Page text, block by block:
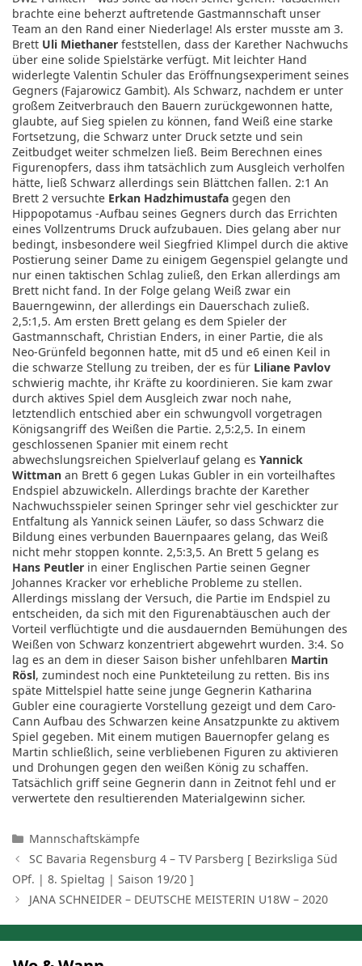
brachte eine beherzt auftretende Gastmannschaft unser
Team an den Rand einer Niederlage! Als erster musste am 3.
Brett Uli Miethaner feststellen, dass der Karether Nachwuchs
über eine solide Spielstärke verfügt. Mit leichter Hand
widerlegte Valentin Schuler das Eröffnungsexperiment seines
Gegners (Fajarowicz Gambit). Als Schwarz, nachdem er unter
großem Zeitverbrauch den Bauern zurückgewonnen hatte,
glaubte, auf Sieg spielen zu können, fand Weiß eine starke
Fortsetzung, die Schwarz unter Druck setzte und sein
Zeitbudget weiter schmelzen ließ. Beim Berechnen eines
Figurenopfers, dass ihm tatsächlich zum Ausgleich verholfen
hätte, ließ Schwarz allerdings sein Blättchen fallen. 2:1 An
Brett 2 versuchte Erkan Hadzhimustafa gegen den
Hippopotamus -Aufbau seines Gegners durch das Errichten
eines Vollzentrums Druck aufzubauen. Dies gelang aber nur
bedingt, insbesondere weil Siegfried Klimpel durch die aktive
Postierung seiner Dame zu einigem Gegenspiel gelangte und
nur einen taktischen Schlag zuließ, den Erkan allerdings am
Brett nicht fand. In der Folge gelang Weiß zwar ein
Bauerngewinn, der allerdings ein Dauerschach zuließ.
2,5:1,5. Am ersten Brett gelang es dem Spieler der
Gastmannschaft, Christian Enders, in einer Partie, die als
Neo-Grünfeld begonnen hatte, mit d5 und e6 einen Keil in
die schwarze Stellung zu treiben, der es für Liliane Pavlov
schwierig machte, ihr Kräfte zu koordinieren. Sie kam zwar
durch aktives Spiel dem Ausgleich zwar noch nahe,
letztendlich entschied aber ein schwungvoll vorgetragen
Königsangriff des Weißen die Partie. 2,5:2,5. In einem
geschlossenen Spanier mit einem recht
abwechslungsreichen Spielverlauf gelang es Yannick
Wittman an Brett 6 gegen Lukas Gubler in ein vorteilhaftes
Endspiel abzuwickeln. Allerdings brachte der Karether
Nachwuchsspieler seinen Springer sehr viel geschickter zur
Entfaltung als Yannick seinen Läufer, so dass Schwarz die
Bildung eines verbunden Bauernpaares gelang, das Weiß
nicht mehr stoppen konnte. 2,5:3,5. An Brett 5 gelang es
Hans Peutler in einer Englischen Partie seinen Gegner
Johannes Kracker vor erhebliche Probleme zu stellen.
Allerdings misslang der Versuch, die Partie im Endspiel zu
entscheiden, da sich mit den Figurenabtäuschen auch der
Vorteil verflüchtigte und die ausdauernden Bemühungen des
Weißen von Schwarz konzentriert abgewehrt wurden. 3:4. So
lag es an dem in dieser Saison bisher unfehlbaren Martin
Rösl, zumindest noch eine Punkteteilung zu retten. Bis ins
späte Mittelspiel hatte seine junge Gegnerin Katharina
Gubler eine couragierte Vorstellung gezeigt und dem Caro-
Cann Aufbau des Schwarzen keine Ansatzpunkte zu aktivem
Spiel gegeben. Mit einem mutigen Bauernopfer gelang es
Martin schließlich, seine verbliebenen Figuren zu aktivieren
und Drohungen gegen den weißen König zu schaffen.
Tatsächlich griff seine Gegnerin dann in Zeitnot fehl und er
verwertete den resultierenden Materialgewinn sicher.
Kategorien
Mannschaftskämpfe
SC Bavaria Regensburg 4 – TV Parsberg [ Bezirksliga Süd
OPf. | 8. Spieltag | Saison 19/20 ]
JANA SCHNEIDER – DEUTSCHE MEISTERIN U18W – 2020